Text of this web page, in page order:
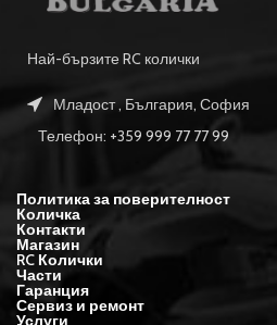
Най-бързите RC колички
Младост , България, София
Телефон: +359 999 77 77 99
Политика за поверителност
Количка
Контакти
Магазин
RC Колички
Части
Гаранция
Сервиз и ремонт
Услуги